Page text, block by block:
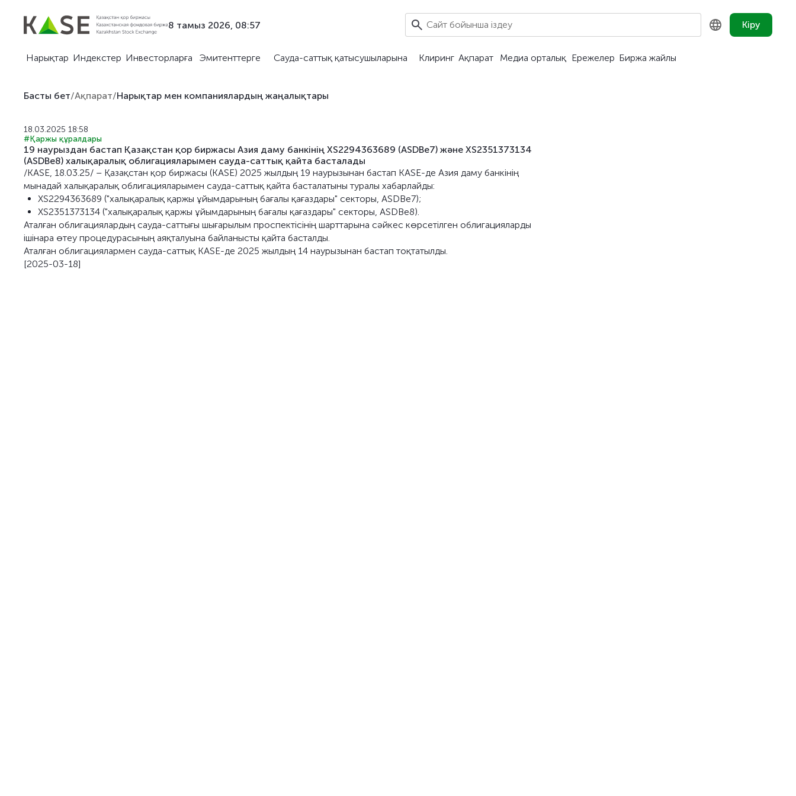
8 тамыз 2026, 08:57 Кіру
Нарықтар Индекстер Инвесторларға Эмитенттерге Сауда-саттық қатысушыларына Клиринг Ақпарат Медиа орталық Ережелер Биржа жайлы
Басты бет/Ақпарат/Нарықтар мен компаниялардың жаңалықтары
18.03.2025 18:58
#Қаржы құралдары
19 наурыздан бастап Қазақстан қор биржасы Азия даму банкінің XS2294363689 (ASDBe7) және XS2351373134
(ASDBe8) халықаралық облигацияларымен сауда-саттық қайта басталады
/KASE, 18.03.25/ – Қазақстан қор биржасы (KASE) 2025 жылдың 19 наурызынан бастап KASE-де Азия даму банкінің
мынадай халықаралық облигацияларымен сауда-саттық қайта басталатыны туралы хабарлайды:
XS2294363689 ("халықаралық қаржы ұйымдарының бағалы қағаздары" секторы, ASDBe7);
XS2351373134 ("халықаралық қаржы ұйымдарының бағалы қағаздары" секторы, ASDBe8).
Аталған облигациялардың сауда-саттығы шығарылым проспектісінің шарттарына сәйкес көрсетілген облигацияларды
ішінара өтеу процедурасының аяқталуына байланысты қайта басталды.
Аталған облигациялармен сауда-саттық KASE-де 2025 жылдың 14 наурызынан бастап тоқтатылды.
[2025-03-18]